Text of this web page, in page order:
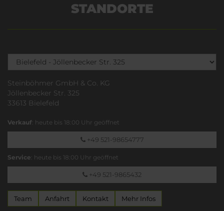
STANDORTE
Steinböhmer GmbH & Co. KG
Jöllenbecker Str. 325
33613 Bielefeld
Verkauf: heute bis 18:00 Uhr geöffnet
+49 521-98654777
Service: heute bis 18:00 Uhr geöffnet
+49 521-9865432
Team Anfahrt Kontakt Mehr Infos